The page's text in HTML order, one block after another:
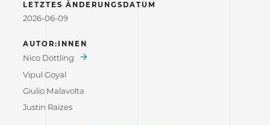
LETZTES ÄNDERUNGSDATUM
2026-06-09
AUTOR:INNEN
Nico Döttling
Vipul Goyal
Giulio Malavolta
Justin Raizes